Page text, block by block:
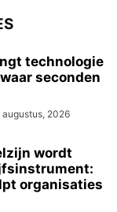
technologie
seconden
augustus, 2026
wordt
organisaties